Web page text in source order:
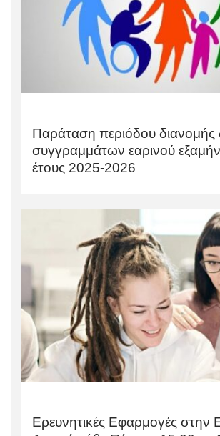
Παράταση περιόδου διανομής
συγγραμμάτων εαρινού
έτους 2025-2026
Ερευνητικές Εφαρμογές στην